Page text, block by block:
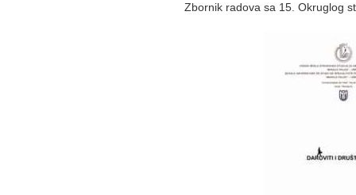
Zbornik radova sa 15. Okruglog